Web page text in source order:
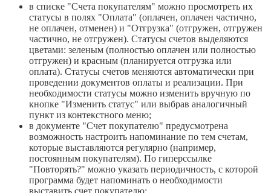
в списке "Счета покупателям" можно просмотреть их
статусы в полях "Оплата" (оплачен, оплачен частично,
не оплачен, отменен) и "Отгрузка" (отгружен, отгружен
частично, не отгружен). Статусы счетов выделяются
цветами: зеленым (полностью оплачен или полностью
отгружен) и красным (планируется отгрузка или
оплата). Статусы счетов меняются автоматически при
проведении документов оплаты и реализации. При
необходимости статусы можно изменить вручную по
кнопке "Изменить статус" или выбрав аналогичный
пункт из контекстного меню;
в документе "Счет покупателю" предусмотрена
возможность настроить напоминание по тем счетам,
которые выставляются регулярно (например,
постоянным покупателям). По гиперссылке
"Повторять?" можно указать периодичность, с которой
программа будет напоминать о необходимости
выставить счет покупателю;